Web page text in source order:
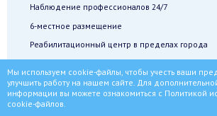
Наблюдение профессионалов 24/7
6-местное размещение
Реабилитационный центр в пределах города
Записаться
Мы используем cookie-файлы, чтобы учесть ваши
улучшить работу на нашем сайте. Для
информации вы можете ознакомиться с Политикой
cookie-файлов.